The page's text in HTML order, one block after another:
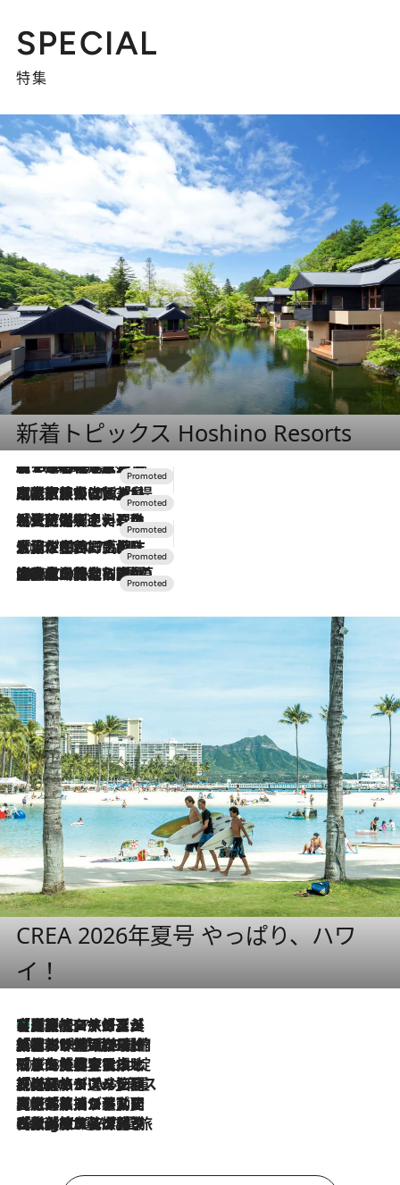
SPECIAL
特集
新着トピックス Hoshino Resorts
2026.8.7
【トンボの足水浴】ヒノキの香りに包まれて涼感マックス！約13℃の湧水かけ流しを避暑地「星野温泉 トンボの湯」で体験
2026.7.31
【ホテル帰省】という選択肢をOMOが提案。家族とほどよい距離を保つには「昼は実家、夜は気兼ねなくホテルで！」
2026.7.24
【夏限定ディナーコース】旬を迎える稚鮎や花ズッキーニなどをイタリア・トスカーナの郷土料理の手法で満喫！
2026.7.17
「土佐和ハーブかき氷」がOMO7高知に登場！生姜、山椒、大葉など目にも舌にも涼を呼ぶ郷土の味
2026.7.10
NEW OPEN！【界 草津】名湯の地に誕生。趣の異なる2種の温泉と上州ならではの会席・蕎麦割烹など美食を味わう究極の癒やし旅
CREA 2026年夏号 やっぱり、ハワ
イ！
2026.8.7
【厳選旅コスメ】「多機能アイテムがメイン！」旅好き美容エディターが選んだ夏旅ベストコスメを発表【Mサイズジップ】
2026.8.6
「荷物が増えるほど旅ストレスは増す」美容ジャーナリストがたどり着いた最終結論。“化粧品を劇的に減らす”感動の凝縮美容とは
2026.8.6
「旅先には金髪ウィッグを持参」日本と同じメイクでは損してる!? 美容ジャーナリストが提案する“掟破りの旅美容”とは
2026.8.6
【厳選旅コスメ】「身軽さ＆UV対策重視！」ヘアアーティストshucoが選んだ夏旅ベストコスメを発表【Mサイズジップ】
2026.8.5
【厳選旅コスメ】国内をあちこち移動する河井菜摘が選んだ夏旅ベストコスメ発表！「リラックスアイテムはマスト」【Mサイズジップ】
2026.8.4
【厳選旅コスメ】「紫外線＆乾燥対策しながらメイク感も！」ヘア＆メイクGeorgeが選んだ夏旅ベストコスメを発表！【Mサイズジップ】